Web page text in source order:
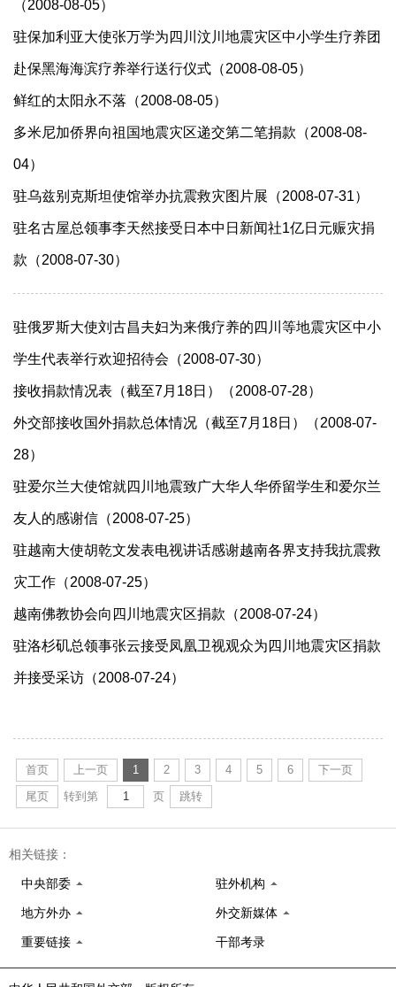
（2008-08-05）
驻保加利亚大使张万学为四川汶川地震灾区中小学生疗养团
赴保黑海海滨疗养举行送行仪式（2008-08-05）
鲜红的太阳永不落（2008-08-05）
多米尼加侨界向祖国地震灾区递交第二笔捐款（2008-08-
04）
驻乌兹别克斯坦使馆举办抗震救灾图片展（2008-07-31）
驻名古屋总领事李天然接受日本中日新闻社1亿日元赈灾捐
款（2008-07-30）
驻俄罗斯大使刘古昌夫妇为来俄疗养的四川等地震灾区中小
学生代表举行欢迎招待会（2008-07-30）
接收捐款情况表（截至7月18日）（2008-07-28）
外交部接收国外捐款总体情况（截至7月18日）（2008-07-
28）
驻爱尔兰大使馆就四川地震致广大华人华侨留学生和爱尔兰
友人的感谢信（2008-07-25）
驻越南大使胡乾文发表电视讲话感谢越南各界支持我抗震救
灾工作（2008-07-25）
越南佛教协会向四川地震灾区捐款（2008-07-24）
驻洛杉矶总领事张云接受凤凰卫视观众为四川地震灾区捐款
并接受采访（2008-07-24）
首页 上一页 1 2 3 4 5 6
下一页
尾页
转到第 页 跳转
相关链接：
中央部委 驻外机构
地方外办 外交新媒体
重要链接 干部考录